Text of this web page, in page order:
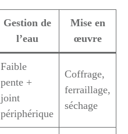
Gestion de
l’eau
Mise en
œuvre
Faible
pente +
joint
périphérique
Coffrage,
ferraillage,
séchage